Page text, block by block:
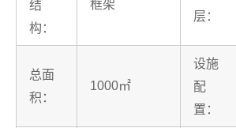
结
构：
框架
层：
总面
积：
1000㎡
设施
配
置：